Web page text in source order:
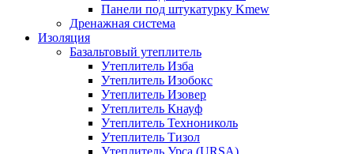
Панели под штукатурку Kmew
Дренажная система
Изоляция
Базальтовый утеплитель
Утеплитель Изба
Утеплитель Изобокс
Утеплитель Изовер
Утеплитель Кнауф
Утеплитель Технониколь
Утеплитель Тизол
Утеплитель Урса (URSA)